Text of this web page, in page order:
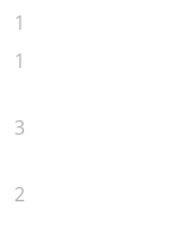
1
1
3
2